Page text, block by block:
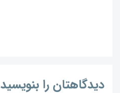
دیدگاهتان را بنویسید